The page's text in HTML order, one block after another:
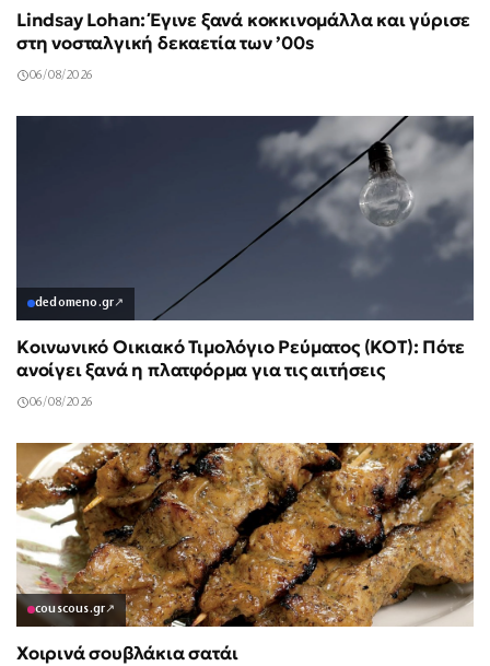
Lindsay Lohan: Έγινε ξανά κοκκινομάλλα και γύρισε
στη νοσταλγική δεκαετία των ’00s
06/08/2026
dedomeno.gr↗
Κοινωνικό Οικιακό Τιμολόγιο Ρεύματος (ΚΟΤ): Πότε
ανοίγει ξανά η πλατφόρμα για τις αιτήσεις
06/08/2026
couscous.gr↗
Χοιρινά σουβλάκια σατάι